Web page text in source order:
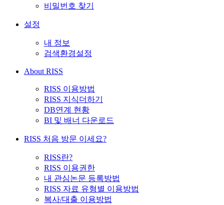
비밀번호 찾기
설정
내 정보
검색환경설정
About RISS
RISS 이용방법
RISS 지식더하기
DB연계 현황
BI 및 배너 다운로드
RISS 처음 방문 이세요?
RISS란?
RISS 이용권한
내 관심논문 등록방법
RISS 자료 유형별 이용방법
복사/대출 이용방법